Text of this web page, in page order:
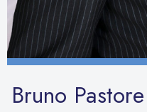
Bruno Pastore